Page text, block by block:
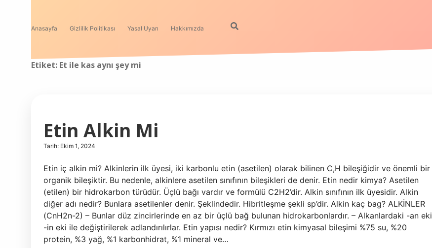
Anasayfa Gizlilik Politikası Yasal Uyarı Hakkımızda
Etiket: Et ile kas aynı şey mi
Etin Alkin Mi
Tarih: Ekim 1, 2024
Etin iç alkin mi? Alkinlerin ilk üyesi, iki karbonlu etin (asetilen) olarak bilinen C,H bileşiğidir ve önemli bir
organik bileşiktir. Bu nedenle, alkinlere asetilen sınıfının bileşikleri de denir. Etin nedir kimya? Asetilen
(etilen) bir hidrokarbon türüdür. Üçlü bağı vardır ve formülü C2H2’dir. Alkin sınıfının ilk üyesidir. Alkin
diğer adı nedir? Bunlara asetilenler denir. Şeklindedir. Hibritleşme şekli sp’dir. Alkin kaç bag? ALKİNLER
(CnH2n-2) – Bunlar düz zincirlerinde en az bir üçlü bağ bulunan hidrokarbonlardır. – Alkanlardaki -an eki
-in eki ile değiştirilerek adlandırılırlar. Etin yapısı nedir? Kırmızı etin kimyasal bileşimi %75 su, %20
protein, %3 yağ, %1 karbonhidrat, %1 mineral ve…